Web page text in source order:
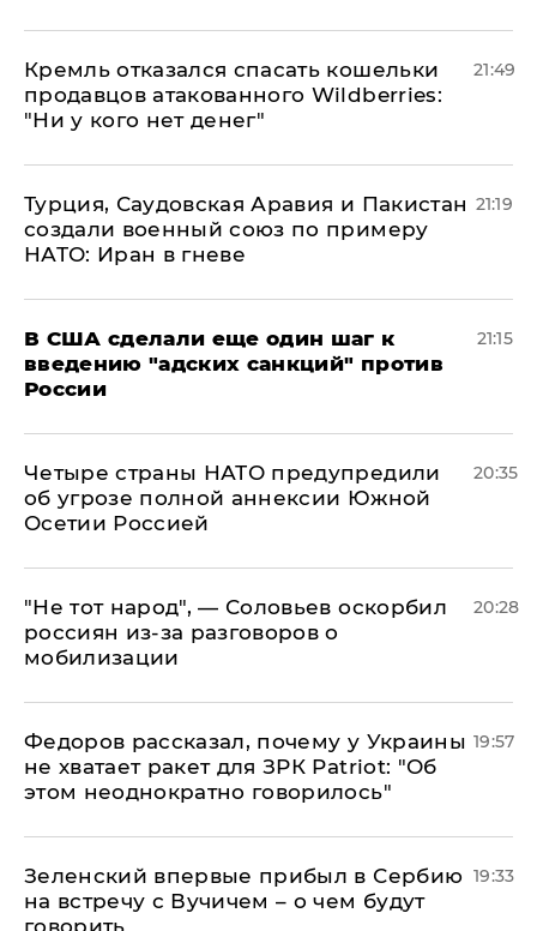
Кремль отказался спасать кошельки
продавцов атакованного Wildberries:
"Ни у кого нет денег"
21:49
Турция, Саудовская Аравия и Пакистан
создали военный союз по примеру
НАТО: Иран в гневе
21:19
В США сделали еще один шаг к
введению "адских санкций" против
России
21:15
Четыре страны НАТО предупредили
об угрозе полной аннексии Южной
Осетии Россией
20:35
​"Не тот народ", — Соловьев оскорбил
россиян из-за разговоров о
мобилизации
20:28
Федоров рассказал, почему у Украины
не хватает ракет для ЗРК Patriot: "Об
этом неоднократно говорилось"
19:57
Зеленский впервые прибыл в Сербию
на встречу с Вучичем – о чем будут
говорить
19:33